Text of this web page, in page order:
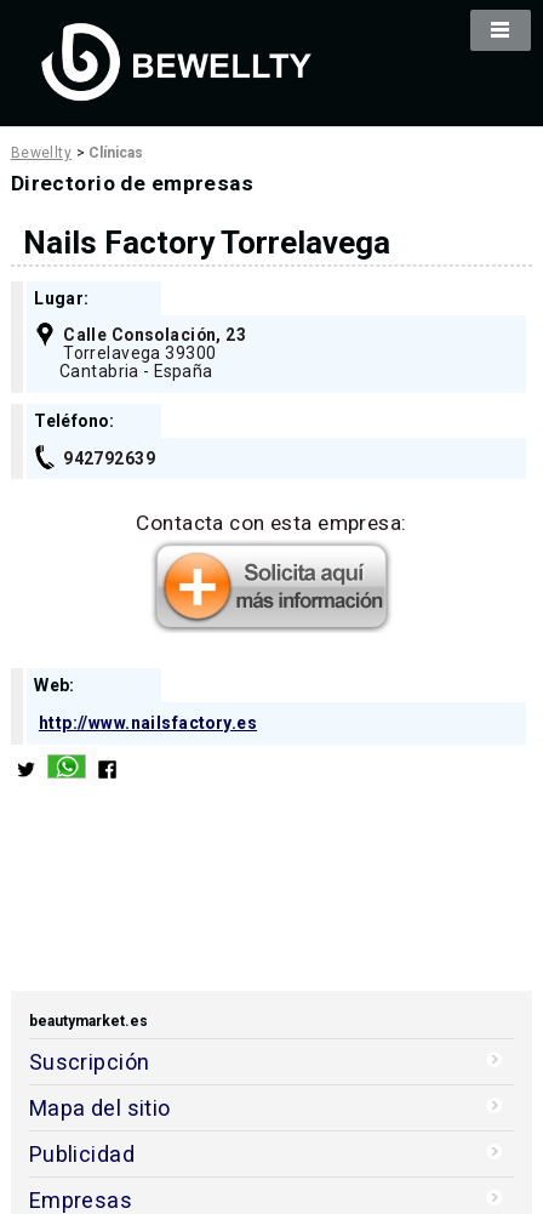
Bewellty > Clínicas
Directorio de empresas
Nails Factory Torrelavega
Lugar:
Calle Consolación, 23
Torrelavega 39300
Cantabria - España
Teléfono:
942792639
Contacta con esta empresa:
Web:
http://www.nailsfactory.es
beautymarket.es
Suscripción
Mapa del sitio
Publicidad
Empresas